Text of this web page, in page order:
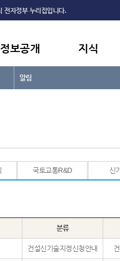
전자정부 누리집입니다.
정보공개 지식
알림
국토교통R&D 신
분류
건설신기술지정신청안내